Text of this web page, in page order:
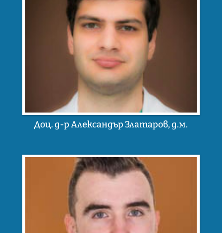
Доц. д-р Александър Златаров, д.м.